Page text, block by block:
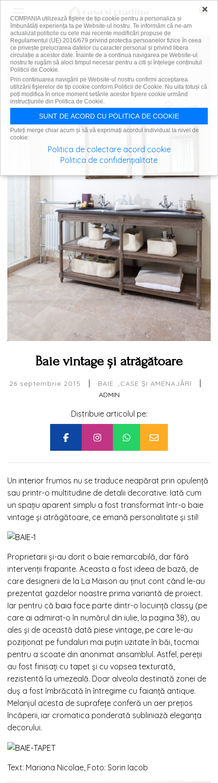
Baie vintage și atrăgătoare
26 septembrie 2015 BAIE CASE ȘI AMENAJĂRI
ADMIN
Distribuie articolul pe:
Un interior frumos nu se traduce neapărat prin opulență
sau printr-o multitudine de detalii decorative. Iată cum
un spațiu aparent simplu a fost transformat într-o baie
vintage și atrăgătoare, ce emană personalitate și stil!
Proprietarii și-au dorit o baie remarcabilă, dar fără
intervenții frapante. Aceasta a fost ideea de bază, de
care designerii de la La Maison au ținut cont când le-au
prezentat gazdelor noastre prima variantă de proiect.
Iar pentru că baia face parte dintr-o locuință classy (pe
care ai admirat-o în numărul din iulie, la pagina 38), au
ales și de această dată piese vintage, pe care le-au
poziționat pe fundaluri mai puțin uzitate în băi, tocmai
pentru a scoate din anonimat ansamblul. Astfel, pereții
au fost finisați cu tapet și cu vopsea texturată,
rezistentă la umezeală. Doar alveola destinată zonei de
duș a fost îmbrăcată în întregime cu faianță antique.
Melanjul acesta de suprafețe conferă un aer prețios
încăperii, iar cromatica ponderată subliniază eleganța
decorului.
Text: Mariana Nicolae, Foto: Sorin Iacob
×
COMPANIA utilizează fişiere de tip cookie pentru a personaliza și
îmbunătăți experiența ta pe Website-ul nostru. Te informăm că ne-am
actualizat politicile cu cele mai recente modificări propuse de
Regulamentul (UE) 2016/679 privind protecția persoanelor fizice în ceea
ce privește prelucrarea datelor cu caracter personal și privind libera
circulație a acestor date. Înainte de a continua navigarea pe Website-ul
nostru te rugăm să aloci timpul necesar pentru a citi și înțelege conținutul
Politicii de Cookie.
Prin continuarea navigării pe Website-ul nostru confirmi acceptarea
utilizării fişierelor de tip cookie conform Politicii de Cookie. Nu uita totuși că
poți modifica în orice moment setările acestor fişiere cookie urmând
instrucțiunile din Politica de Cookie.
SUNT DE ACORD CU POLITICA DE COOKIE
Puteți merge chiar acum și să vă exprimați acordul individual la nivel de
cookie:
Politica de colectare acord cookie
Politica de confidențialitate